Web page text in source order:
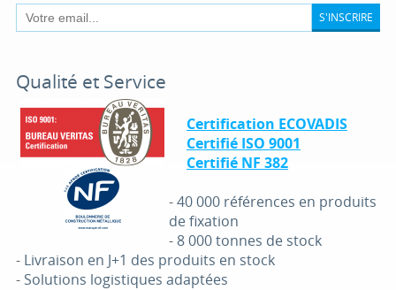
S'INSCRIRE
Qualité et Service
Certification ECOVADIS
Certifié ISO 9001
Certifié NF 382
-40 000 références en produits
de fixation
- 8 000 tonnes de stock
- Livraison en J+1 des produits en stock
- Solutions logistiques adaptées